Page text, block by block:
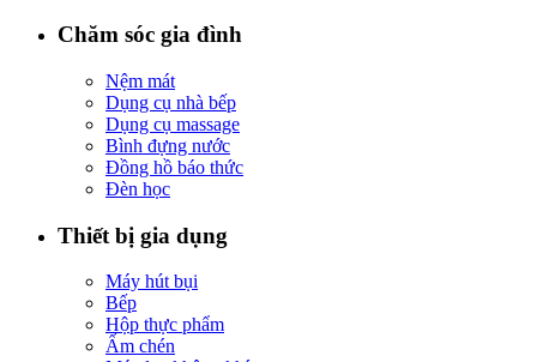
Chăm sóc gia đình
Nệm mát
Dụng cụ nhà bếp
Dụng cụ massage
Bình đựng nước
Đồng hồ báo thức
Đèn học
Thiết bị gia dụng
Máy hút bụi
Bếp
Hộp thực phẩm
Ấm chén